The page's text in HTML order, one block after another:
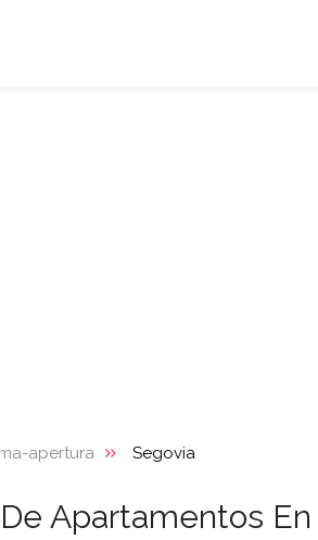
apertura Segovia
Apartamentos